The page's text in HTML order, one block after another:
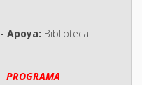
- Apoya: Biblioteca
PROGRAMA